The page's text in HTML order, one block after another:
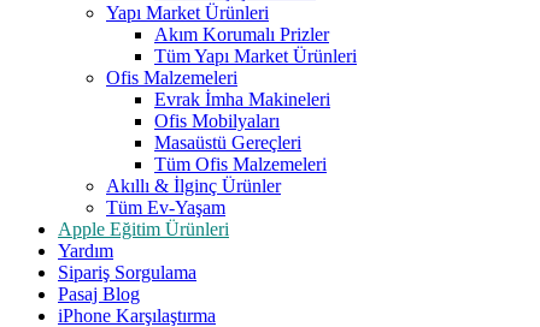
Yapı Market Ürünleri
Akım Korumalı Prizler
Tüm Yapı Market Ürünleri
Ofis Malzemeleri
Evrak İmha Makineleri
Ofis Mobilyaları
Masaüstü Gereçleri
Tüm Ofis Malzemeleri
Akıllı & İlginç Ürünler
Tüm Ev-Yaşam
Apple Eğitim Ürünleri
Yardım
Sipariş Sorgulama
Pasaj Blog
iPhone Karşılaştırma